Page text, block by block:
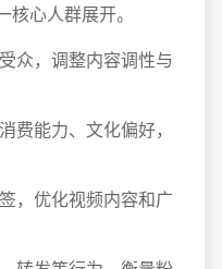
心人群展开。
众，调整内容调性与
费能力、文化偏好，
，优化视频内容和广